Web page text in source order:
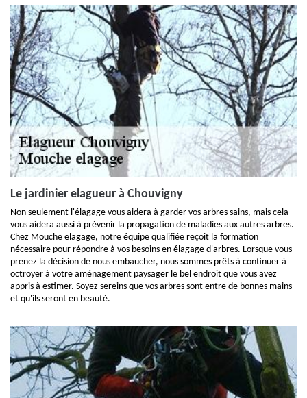
Le jardinier elagueur à Chouvigny
Non seulement l'élagage vous aidera à garder vos arbres sains, mais cela
vous aidera aussi à prévenir la propagation de maladies aux autres arbres.
Chez Mouche elagage, notre équipe qualifiée reçoit la formation
nécessaire pour répondre à vos besoins en élagage d'arbres. Lorsque vous
prenez la décision de nous embaucher, nous sommes prêts à continuer à
octroyer à votre aménagement paysager le bel endroit que vous avez
appris à estimer. Soyez sereins que vos arbres sont entre de bonnes mains
et qu'ils seront en beauté.